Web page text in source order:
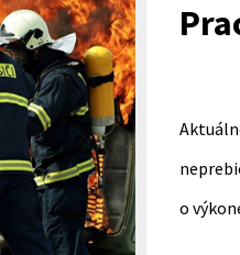
o